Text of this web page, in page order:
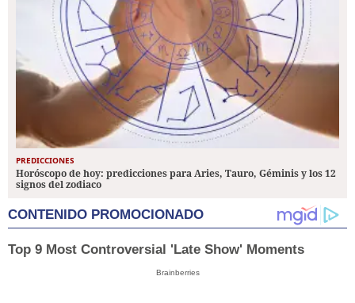
PREDICCIONES
Horóscopo de hoy: predicciones para Aries, Tauro, Géminis y los 12
signos del zodiaco
CONTENIDO PROMOCIONADO
Top 9 Most Controversial 'Late Show' Moments
Brainberries